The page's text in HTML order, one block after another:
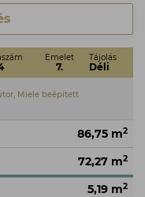
Emelet
7.
Tájolás
Déli
Miele beépített
86,75 m2
72,27 m2
5,19 m2